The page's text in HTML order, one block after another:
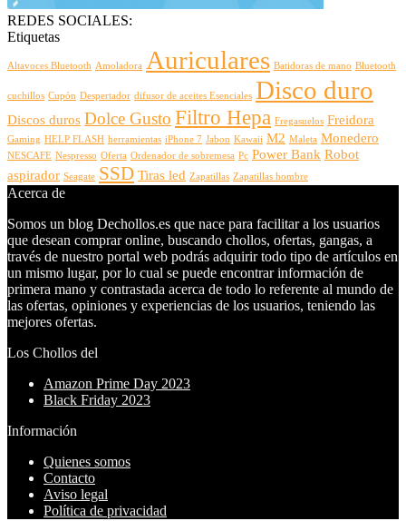
REDES SOCIALES:
Etiquetas
Altavoces Bluetooth Amoladora Auriculares Batidoras de mano Bluetooth
cuchillos Cupón Despertador difusor de aceites Esenciales Disco duro
Discos duros Dolce Gusto Filtro Hepa Fregasuelos Freidora
Gaming HELP FLASH herramientas iPhone 7 Jabon Kawaii M2 Maleta Monedero
NESCAFE Nespresso Oferta Ordenador de sobremesa Pc Power Bank Robot
aspirador Seagate SSD Tiras led Zapatillas Zapatillas hombre
Acerca de
Somos un blog Dechollos.es que nace para facilitar a los usuarios
que desean comprar online, buscando chollos, ofertas, gangas, a
través de nuestro portal web podrás adquirir todo tipo de artículos en
un mismo lugar, por lo cual se puede encontrar información de
primera mano y contrastada acerca de todo lo referente al mundo de
las ofertas, opiniones y experiencias de los usuarios, teniendo las
mejores ofertas.
Los Chollos del
Amazon Prime Day 2023
Black Friday 2023
Información
Quienes somos
Contacto
Aviso legal
Política de privacidad